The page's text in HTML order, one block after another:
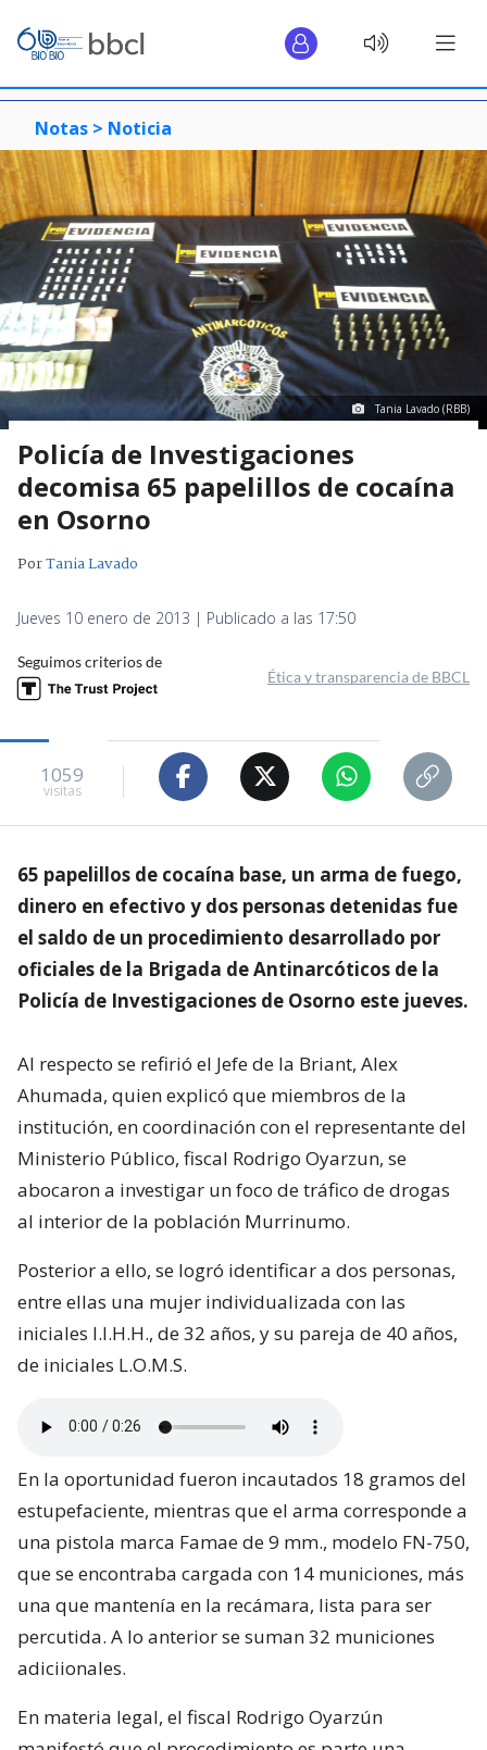
Notas > Noticia
Tania Lavado (RBB)
Policía de Investigaciones
decomisa 65 papelillos de cocaína
en Osorno
PorTania Lavado
Jueves 10 enero de 2013 | Publicado a las 17:50
Seguimos criterios de
Ética y transparencia de BBCL
1059
visitas
65 papelillos de cocaína base, un arma de fuego,
dinero en efectivo y dos personas detenidas fue
el saldo de un procedimiento desarrollado por
oficiales de la Brigada de Antinarcóticos de la
Policía de Investigaciones de Osorno este jueves.
Al respecto se refirió el Jefe de la Briant, Alex
Ahumada, quien explicó que miembros de la
institución, en coordinación con el representante del
Ministerio Público, fiscal Rodrigo Oyarzun, se
abocaron a investigar un foco de tráfico de drogas
al interior de la población Murrinumo.
Posterior a ello, se logró identificar a dos personas,
entre ellas una mujer individualizada con las
iniciales I.I.H.H., de 32 años, y su pareja de 40 años,
de iniciales L.O.M.S.
En la oportunidad fueron incautados 18 gramos del
estupefaciente, mientras que el arma corresponde a
una pistola marca Famae de 9 mm., modelo FN-750,
que se encontraba cargada con 14 municiones, más
una que mantenía en la recámara, lista para ser
percutida. A lo anterior se suman 32 municiones
adiciionales.
En materia legal, el fiscal Rodrigo Oyarzún